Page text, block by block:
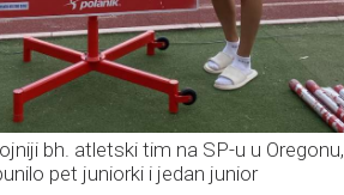
bh. atletski tim na SP-u u Oregonu,
pet juniorki i jedan junior